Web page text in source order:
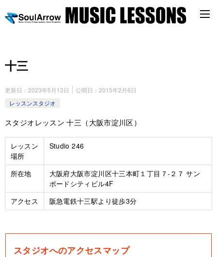
十三
更新日： 2023年5月13日 公開日： 2015年2月6日
レッスンスタジオ
スタジオレッスン 十三（大阪市淀川区）
レッスン
場所
Studio 246
所在地
大阪府大阪市淀川区十三本町１丁目７-２７ サン
ポードシティビル4F
アクセス
阪急電鉄十三駅より徒歩3分
スタジオへのアクセスマップ